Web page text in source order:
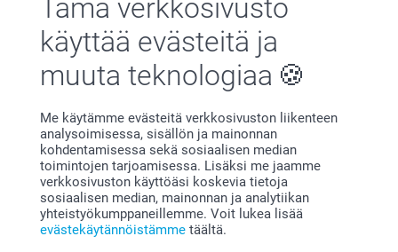
Tämä verkkosivusto
käyttää evästeitä ja
muuta teknologiaa
Me käytämme evästeitä verkkosivuston liikenteen
analysoimisessa, sisällön ja mainonnan
kohdentamisessa sekä sosiaalisen median
toimintojen tarjoamisessa. Lisäksi me jaamme
verkkosivuston käyttöäsi koskevia tietoja
sosiaalisen median, mainonnan ja analytiikan
yhteistyökumppaneillemme. Voit lukea lisää
evästekäytännöistämme täältä.
Miksismartphoto
Tyytyväisyystakuu